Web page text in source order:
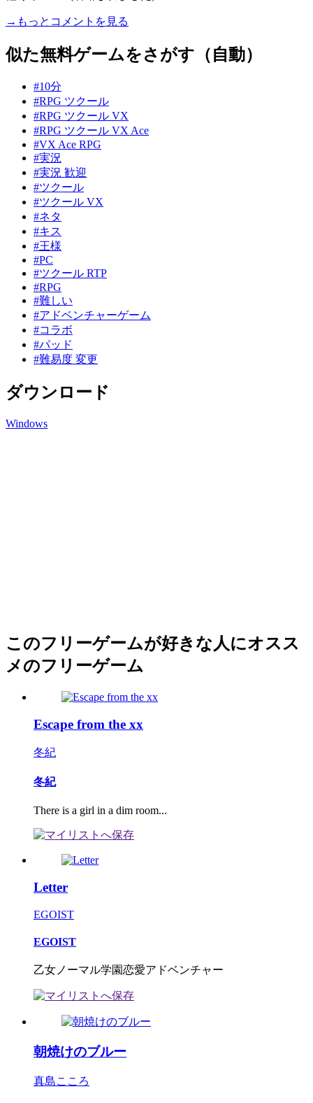
→もっとコメントを見る
似た無料ゲームをさがす（自動）
#10分
#RPG ツクール
#RPG ツクール VX
#RPG ツクール VX Ace
#VX Ace RPG
#実況
#実況 歓迎
#ツクール
#ツクール VX
#ネタ
#キス
#王様
#PC
#ツクール RTP
#RPG
#難しい
#アドベンチャーゲーム
#コラボ
#パッド
#難易度 変更
ダウンロード
Windows
このフリーゲームが好きな人にオスス
メのフリーゲーム
Escape from the xx
冬紀
冬紀
There is a girl in a dim room...
Letter
EGOIST
EGOIST
乙女ノーマル学園恋愛アドベンチャー
朝焼けのブルー
真島こころ